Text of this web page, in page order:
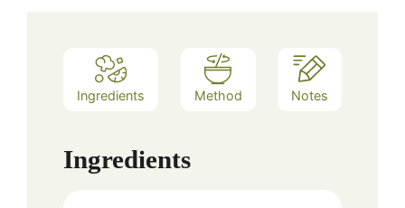
Ingredients Method Notes
Ingredients